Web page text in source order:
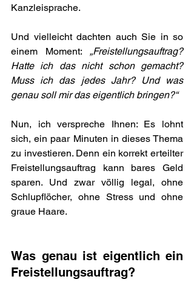
Kanzleisprache.
Und vielleicht dachten auch Sie in so
einem Moment: „Freistellungsauftrag?
Hatte ich das nicht schon gemacht?
Muss ich das jedes Jahr? Und was
genau soll mir das eigentlich bringen?“
Nun, ich verspreche Ihnen: Es lohnt
sich, ein paar Minuten in dieses Thema
zu investieren. Denn ein korrekt erteilter
Freistellungsauftrag kann bares Geld
sparen. Und zwar völlig legal, ohne
Schlupflöcher, ohne Stress und ohne
graue Haare.
Was genau ist eigentlich ein
Freistellungsauftrag?